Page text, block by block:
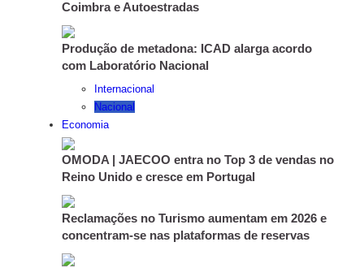
Coimbra e Autoestradas
Produção de metadona: ICAD alarga acordo
com Laboratório Nacional
Internacional
Nacional
Economia
OMODA | JAECOO entra no Top 3 de vendas no
Reino Unido e cresce em Portugal
Reclamações no Turismo aumentam em 2026 e
concentram-se nas plataformas de reservas